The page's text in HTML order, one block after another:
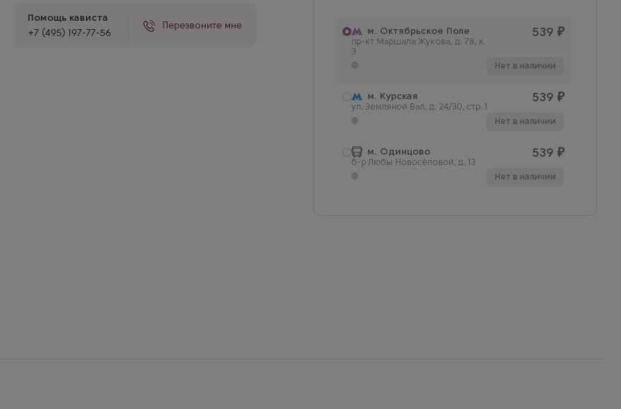
Помощь кависта
+7 (495) 197-77-56
Перезвоните мне
м. Октябрьское Поле
пр-кт Маршала Жукова, д. 78, к.
3
539 ₽
Нет в наличии
м. Курская
ул. Земляной Вал, д. 24/30, стр. 1
539 ₽
Нет в наличии
м. Одинцово
б-р Любы Новосёловой, д. 13
539 ₽
Нет в наличии